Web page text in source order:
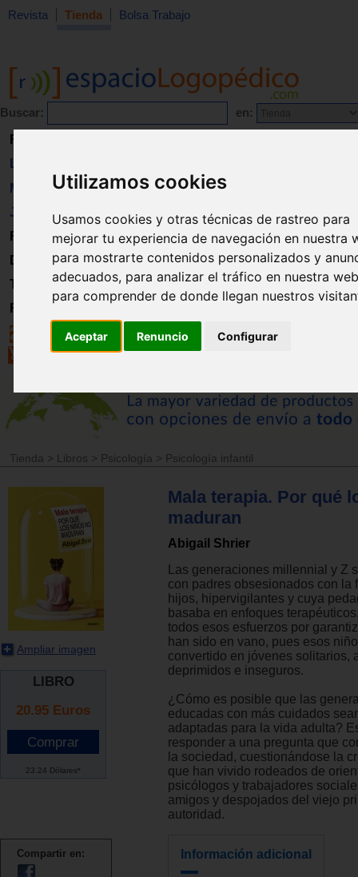
Utilizamos cookies
Usamos cookies y otras técnicas de rastreo para
mejorar tu experiencia de navegación en nuestra
para mostrarte contenidos personalizados y
adecuados, para analizar el tráfico en nuestra
para comprender de donde llegan nuestros
Aceptar Renuncio Configurar
Revista Tienda Bolsa Trabajo
Buscar: en:
Revista
Libros
Material
Juguetes
Formación
Directorio
Trabajo
Registro
Tienda > Libros > Psicología > Psicología infantil
Ampliar imagen
LIBRO
20.95 Euros
23.24 Dólares*
Compartir en:
Mala terapia. Por qué
maduran
Abigail Shrier
Las generaciones millennial y Z
con padres obsesionados con la
hijos, hipervigilantes y cuya
basaba en enfoques
todos esos esfuerzos por
han sido en vano, pues esos
convertido en jóvenes solitarios,
deprimidos e inseguros.
¿Cómo es posible que las
educadas con más cuidados
adaptadas para la vida adulta?
responder a una pregunta que
la sociedad, cuestionándose la
que han vivido rodeados de
psicólogos y trabajadores
amigos y despojados del viejo
autoridad.
Información adicional